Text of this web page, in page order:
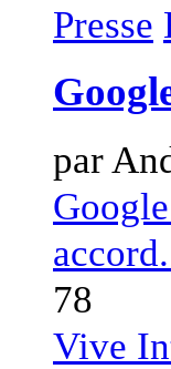
Presse
par
78
Vive